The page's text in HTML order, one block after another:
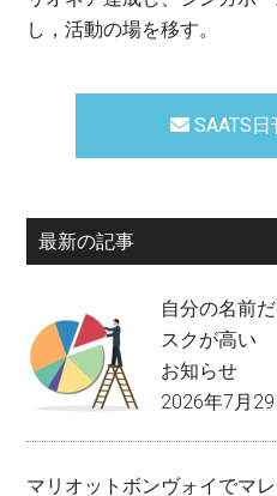
し，活動の場を移す。
SAATS
最新の記事
自分の名前
スクが高い
お知らせ
2026年7月29
マリオットボンヴォイでマ